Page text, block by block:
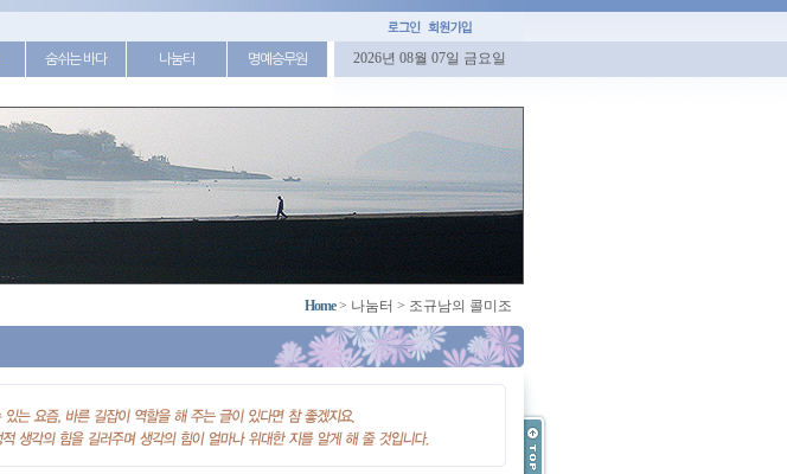
숨쉬는 바다 나눔터 명예승무원 2026년 08월 07일 금요일
Home> 나눔터 > 조규남의 콜미조